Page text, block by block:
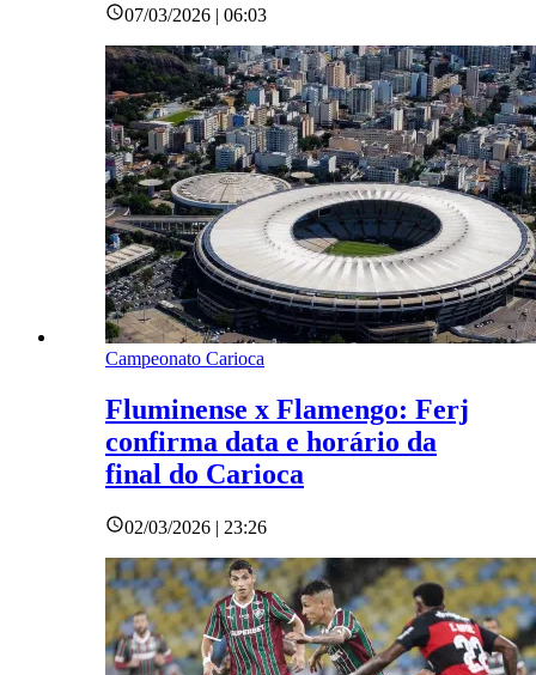
07/03/2026 | 06:03
Campeonato Carioca
Fluminense x Flamengo: Ferj
confirma data e horário da
final do Carioca
02/03/2026 | 23:26